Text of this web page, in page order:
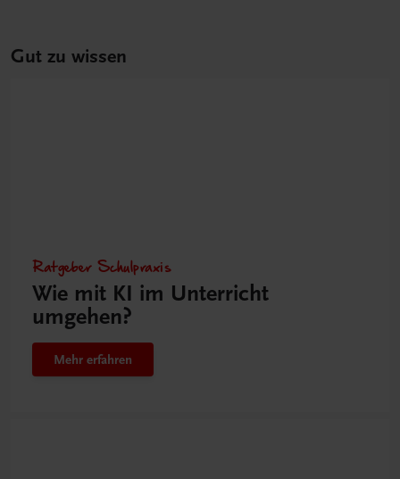
Gut zu wissen
Ratgeber Schulpraxis
Wie mit KI im Unterricht
umgehen?
Mehr erfahren